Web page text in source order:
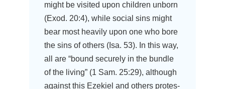
might be visi­ted upon child­ren unborn
(Exod. 20:4), while social sins might
bear most hea­vi­ly upon one who bore
the sins of others (Isa. 53). In this way,
all are “bound secu­re­ly in the bund­le
of the living” (1 Sam. 25:29), alt­hough
against this Eze­kiel and others pro­tes­